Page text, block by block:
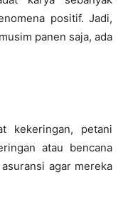
positif. Jadi,
panen saja, ada
kekeringan, petani
atau bencana
agar mereka